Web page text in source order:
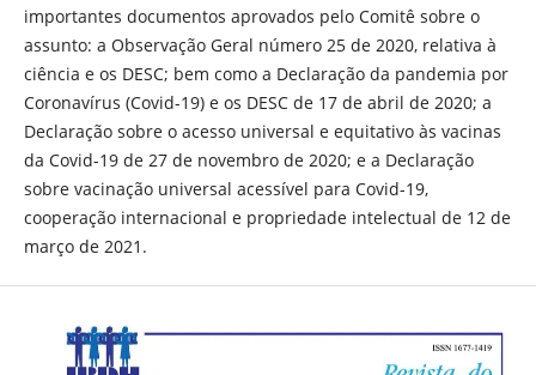
importantes documentos aprovados pelo Comitê sobre o
assunto: a Observação Geral número 25 de 2020, relativa à
ciência e os DESC; bem como a Declaração da pandemia por
Coronavírus (Covid-19) e os DESC de 17 de abril de 2020; a
Declaração sobre o acesso universal e equitativo às vacinas
da Covid-19 de 27 de novembro de 2020; e a Declaração
sobre vacinação universal acessível para Covid-19,
cooperação internacional e propriedade intelectual de 12 de
março de 2021.